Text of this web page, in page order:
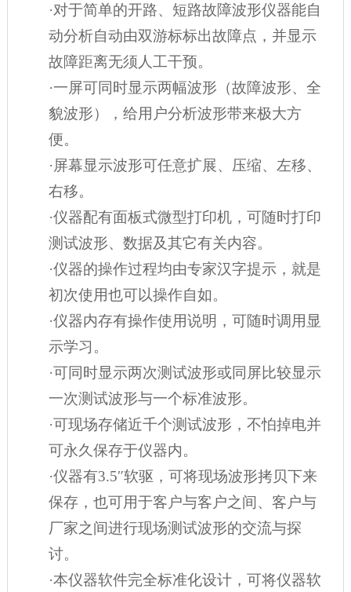
·对于简单的开路、短路故障波形仪器能自
动分析自动由双游标标出故障点，并显示
故障距离无须人工干预。
·一屏可同时显示两幅波形（故障波形、全
貌波形），给用户分析波形带来极大方
便。
·屏幕显示波形可任意扩展、压缩、左移、
右移。
·仪器配有面板式微型打印机，可随时打印
测试波形、数据及其它有关内容。
·仪器的操作过程均由专家汉字提示，就是
初次使用也可以操作自如。
·仪器内存有操作使用说明，可随时调用显
示学习。
·可同时显示两次测试波形或同屏比较显示
一次测试波形与一个标准波形。
·可现场存储近千个测试波形，不怕掉电并
可永久保存于仪器内。
·仪器有3.5″软驱，可将现场波形拷贝下来
保存，也可用于客户与客户之间、客户与
厂家之间进行现场测试波形的交流与探
讨。
·本仪器软件完全标准化设计，可将仪器软